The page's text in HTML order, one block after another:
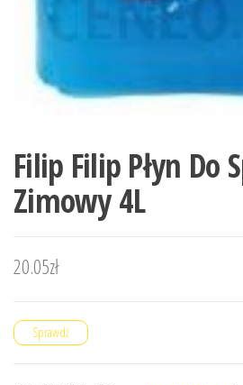
Filip Filip Płyn Do
Zimowy 4L
20.05zł
Sprawdź